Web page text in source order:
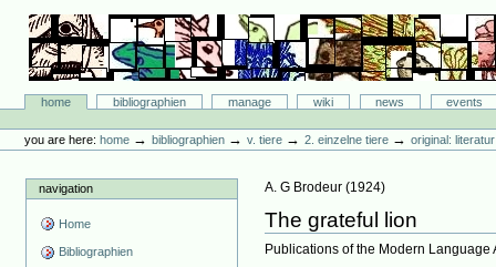
content.
navigation
Bibliographie-Portal
Sectionshome bibliographien manage wiki news
events
tools
you are here: home →bibliographien →v. tiere →2. einzelne tiere →original:
navigation
Home
Bibliographien
A. G Brodeur (1924)
The grateful lion
Publications of the Modern